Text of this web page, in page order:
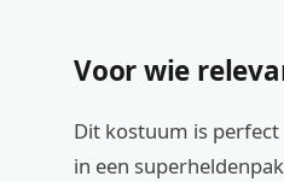
Voor wie
Dit kostuum is
in een